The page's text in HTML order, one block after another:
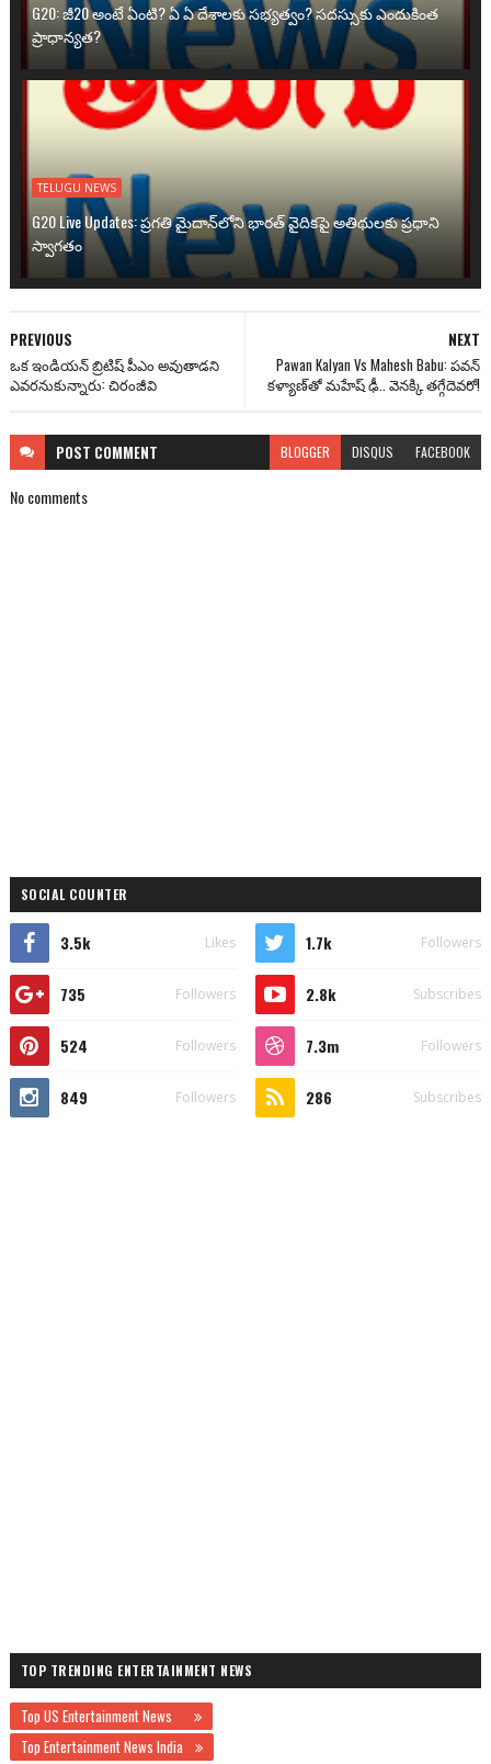
G20: జీ20 అంటే ఏంటి? ఏ ఏ దేశాలకు సభ్యత్వం? సదస్సుకు ఎందుకింత
ప్రాధాన్యత?
TELUGU NEWS
G20 Live Updates: ప్రగతి మైదాన్‌లోని భారత్ వైదికపై అతిథులకు ప్రధాని
స్వాగతం
NEXT
Pawan Kalyan Vs Mahesh Babu: పవన్
కళ్యాణ్‌తో మహేష్ ఢీ.. వెనక్కి తగ్గేదెవరో!
PREVIOUS
ఒక ఇండియన్ బ్రిటిష్ పీఎం అవుతాడని
ఎవరనుకున్నారు: చిరంజీవి
POST COMMENT BLOGGER DISQUS FACEBOOK
No comments
SOCIAL COUNTER
3.5k Likes 1.7k Followers
735 Followers 2.8k Subscribes
524 Followers 7.3m Followers
849 Followers 286 Subscribes
TOP TRENDING ENTERTAINMENT NEWS
Top US Entertainment News
Top Entertainment News India